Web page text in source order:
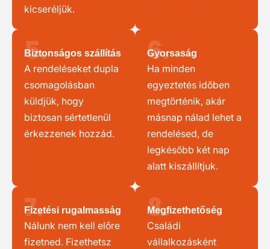
kicseréljük.
5.
Biztonságos szállítás
A rendeléseket dupla
csomagolásban
küldjük, hogy
biztosan sértetlenül
érkezzenek hozzád.
6.
Gyorsaság
Ha minden
egyeztetés időben
megtörténik, akár
másnap nálad lehet a
rendelésed, de
legkésőbb két nap
alatt kiszállítjuk.
7.
Fizetési rugalmasság
Nálunk nem kell előre
fizetned. Fizethetsz
8.
Megfizethetőség
Családi
vállalkozásként